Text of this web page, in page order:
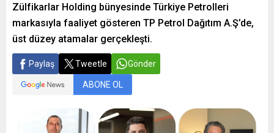
Zülfikarlar Holding bünyesinde Türkiye Petrolleri
markasıyla faaliyet gösteren TP Petrol Dağıtım A.Ş’de,
üst düzey atamalar gerçekleşti.
Paylaş Tweetle Gönder
ABONE OL